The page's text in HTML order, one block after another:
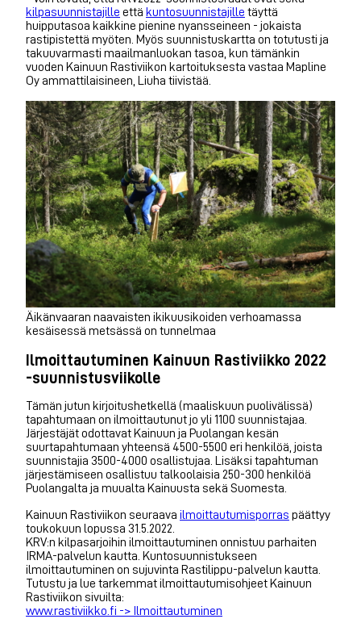
kilpasuunnistajille että kuntosuunnistajille täyttä
huipputasoa kaikkine pienine nyansseineen - jokaista
rastipistettä myöten. Myös suunnistuskartta on totutusti ja
takuuvarmasti maailmanluokan tasoa, kun tämänkin
vuoden Kainuun Rastiviikon kartoituksesta vastaa Mapline
Oy ammattilaisineen, Liuha tiivistää.
Äikänvaaran naavaisten ikikuusikoiden verhoamassa
kesäisessä metsässä on tunnelmaa
Ilmoittautuminen Kainuun Rastiviikko 2022
-suunnistusviikolle
Tämän jutun kirjoitushetkellä (maaliskuun puolivälissä)
tapahtumaan on ilmoittautunut jo yli 1100 suunnistajaa.
Järjestäjät odottavat Kainuun ja Puolangan kesän
suurtapahtumaan yhteensä 4500-5500 eri henkilöä, joista
suunnistajia 3500-4000 osallistujaa. Lisäksi tapahtuman
järjestämiseen osallistuu talkoolaisia 250-300 henkilöä
Puolangalta ja muualta Kainuusta sekä Suomesta.
Kainuun Rastiviikon seuraava ilmoittautumisporras päättyy
toukokuun lopussa 31.5.2022.
KRV:n kilpasarjoihin ilmoittautuminen onnistuu parhaiten
IRMA-palvelun kautta. Kuntosuunnistukseen
ilmoittautuminen on sujuvinta Rastilippu-palvelun kautta.
Tutustu ja lue tarkemmat ilmoittautumisohjeet Kainuun
Rastiviikon sivuilta:
www.rastiviikko.fi -> Ilmoittautuminen